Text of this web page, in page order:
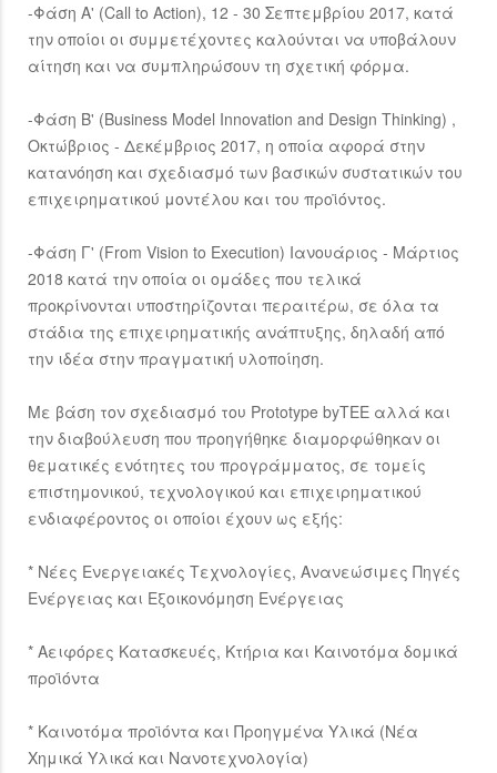
-Φάση Α' (Call to Action), 12 - 30 Σεπτεμβρίου 2017, κατά
την οποίοι οι συμμετέχοντες καλούνται να υποβάλουν
αίτηση και να συμπληρώσουν τη σχετική φόρμα.
-Φάση Β' (Business Model Innovation and Design Thinking) ,
Οκτώβριος - Δεκέμβριος 2017, η οποία αφορά στην
κατανόηση και σχεδιασμό των βασικών συστατικών του
επιχειρηματικού μοντέλου και του προϊόντος.
-Φάση Γ' (From Vision to Execution) Ιανουάριος - Μάρτιος
2018 κατά την οποία οι ομάδες που τελικά
προκρίνονται υποστηρίζονται περαιτέρω, σε όλα τα
στάδια της επιχειρηματικής ανάπτυξης, δηλαδή από
την ιδέα στην πραγματική υλοποίηση.
Με βάση τον σχεδιασμό του Prototype byΤΕΕ αλλά και
την διαβούλευση που προηγήθηκε διαμορφώθηκαν οι
θεματικές ενότητες του προγράμματος, σε τομείς
επιστημονικού, τεχνολογικού και επιχειρηματικού
ενδιαφέροντος οι οποίοι έχουν ως εξής:
* Νέες Ενεργειακές Τεχνολογίες, Ανανεώσιμες Πηγές
Ενέργειας και Εξοικονόμηση Ενέργειας
* Αειφόρες Κατασκευές, Κτήρια και Καινοτόμα δομικά
προϊόντα
* Καινοτόμα προϊόντα και Προηγμένα Υλικά (Νέα
Χημικά Υλικά και Νανοτεχνολογία)